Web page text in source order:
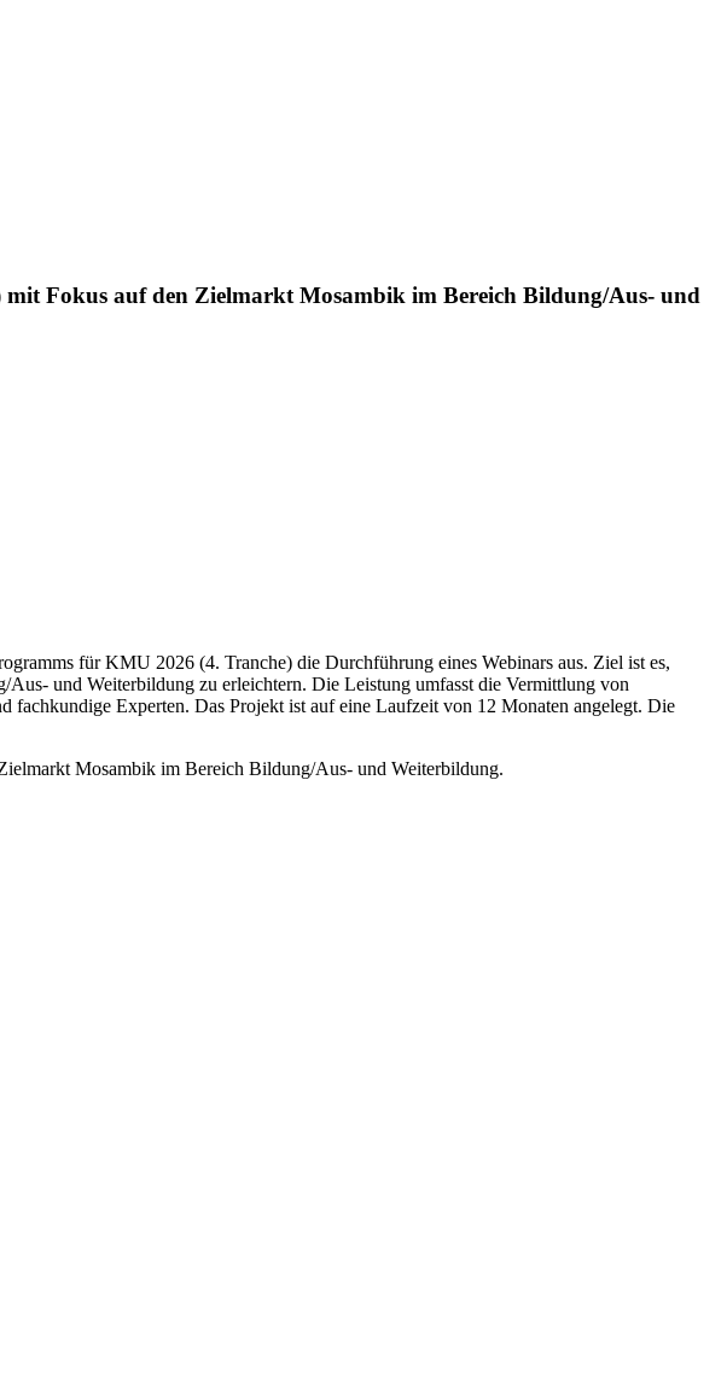
Fokus auf den Zielmarkt Mosambik im Bereich Bildung/Aus- und
für KMU 2026 (4. Tranche) die Durchführung eines Webinars aus. Ziel ist es,
und Weiterbildung zu erleichtern. Die Leistung umfasst die Vermittlung von
fachkundige Experten. Das Projekt ist auf eine Laufzeit von 12 Monaten angelegt. Die
Mosambik im Bereich Bildung/Aus- und Weiterbildung.